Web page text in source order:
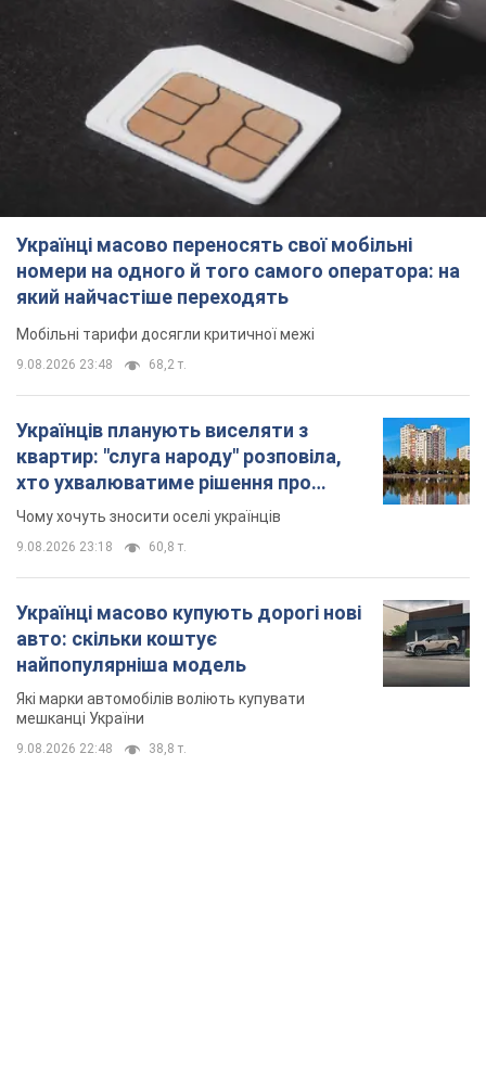
Українці масово переносять свої мобільні
номери на одного й того самого оператора: на
який найчастіше переходять
Мобільні тарифи досягли критичної межі
9.08.2026 23:48 68,2 т.
Українців планують виселяти з
квартир: "слуга народу" розповіла,
хто ухвалюватиме рішення про
знесення будинків
Чому хочуть зносити оселі українців
9.08.2026 23:18 60,8 т.
Українці масово купують дорогі нові
авто: скільки коштує
найпопулярніша модель
Які марки автомобілів воліють купувати
мешканці України
9.08.2026 22:48 38,8 т.